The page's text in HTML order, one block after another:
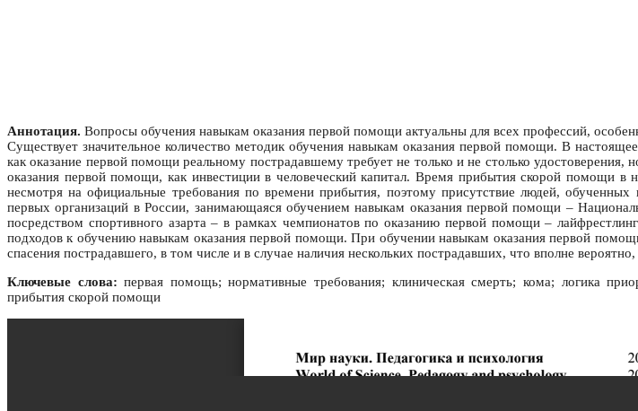
Аннотация. Вопросы обучения навыкам оказания первой помощи актуальны для всех профессий,
Существует значительное количество методик обучения навыкам оказания первой помощи. В
как оказание первой помощи реальному пострадавшему требует не только и не столько
оказания первой помощи, как инвестиции в человеческий капитал. Время прибытия скорой помощи
несмотря на официальные требования по времени прибытия, поэтому присутствие людей,
первых организаций в России, занимающаяся обучением навыкам оказания первой помощи –
посредством спортивного азарта – в рамках чемпионатов по оказанию первой помощи –
подходов к обучению навыкам оказания первой помощи. При обучении навыкам оказания первой
спасения пострадавшего, в том числе и в случае наличия нескольких пострадавших, что вполне
Ключевые слова: первая помощь; нормативные требования; клиническая смерть; кома; логика
прибытия скорой помощи